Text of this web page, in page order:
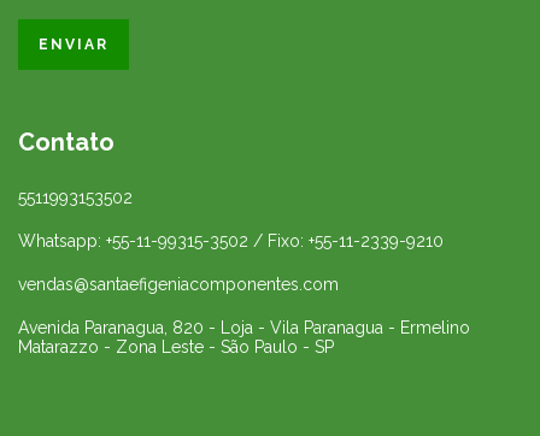
Contato
5511993153502
Whatsapp: +55-11-99315-3502 / Fixo: +55-11-2339-9210
vendas@santaefigeniacomponentes.com
Avenida Paranagua, 820 - Loja - Vila Paranagua - Ermelino
Matarazzo - Zona Leste - São Paulo - SP